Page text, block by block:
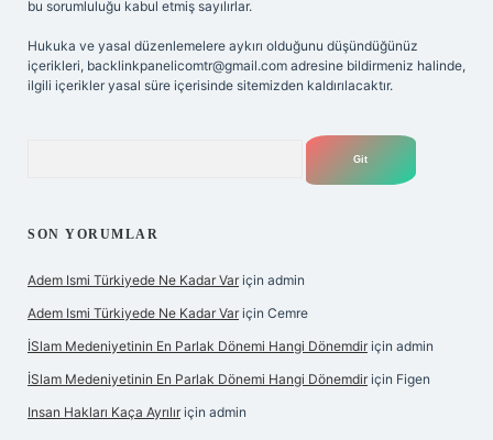
bu sorumluluğu kabul etmiş sayılırlar.
Hukuka ve yasal düzenlemelere aykırı olduğunu düşündüğünüz
içerikleri, backlinkpanelicomtr@gmail.com adresine bildirmeniz halinde,
ilgili içerikler yasal süre içerisinde sitemizden kaldırılacaktır.
SON YORUMLAR
Adem Ismi Türkiyede Ne Kadar Var için admin
Adem Ismi Türkiyede Ne Kadar Var için Cemre
İSlam Medeniyetinin En Parlak Dönemi Hangi Dönemdir için admin
İSlam Medeniyetinin En Parlak Dönemi Hangi Dönemdir için Figen
Insan Hakları Kaça Ayrılır için admin